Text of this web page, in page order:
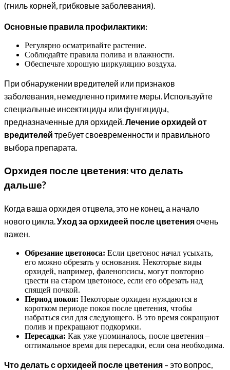
(гниль корней, грибковые заболевания).
Основные правила профилактики:
Регулярно осматривайте растение.
Соблюдайте правила полива и влажности.
Обеспечьте хорошую циркуляцию воздуха.
При обнаружении вредителей или признаков
заболевания, немедленно примите меры. Используйте
специальные инсектициды или фунгициды,
предназначенные для орхидей.Лечение орхидей от
вредителей требует своевременности и правильного
выбора препарата.
Орхидея после цветения: что делать
дальше?
Когда ваша орхидея отцвела, это не конец, а начало
нового цикла. Уход за орхидеей после цветенияочень
важен.
Обрезание цветоноса: Если цветонос начал усыхать,
его можно обрезать у основания. Некоторые виды
орхидей, например, фаленопсисы, могут повторно
цвести на старом цветоносе, если его обрезать над
спящей почкой.
Период покоя: Некоторые орхидеи нуждаются в
коротком периоде покоя после цветения, чтобы
набраться сил для следующего. В это время сокращают
полив и прекращают подкормки.
Пересадка: Как уже упоминалось, после цветения –
оптимальное время для пересадки, если она необходима.
Что делать с орхидеей после цветения – это вопрос,